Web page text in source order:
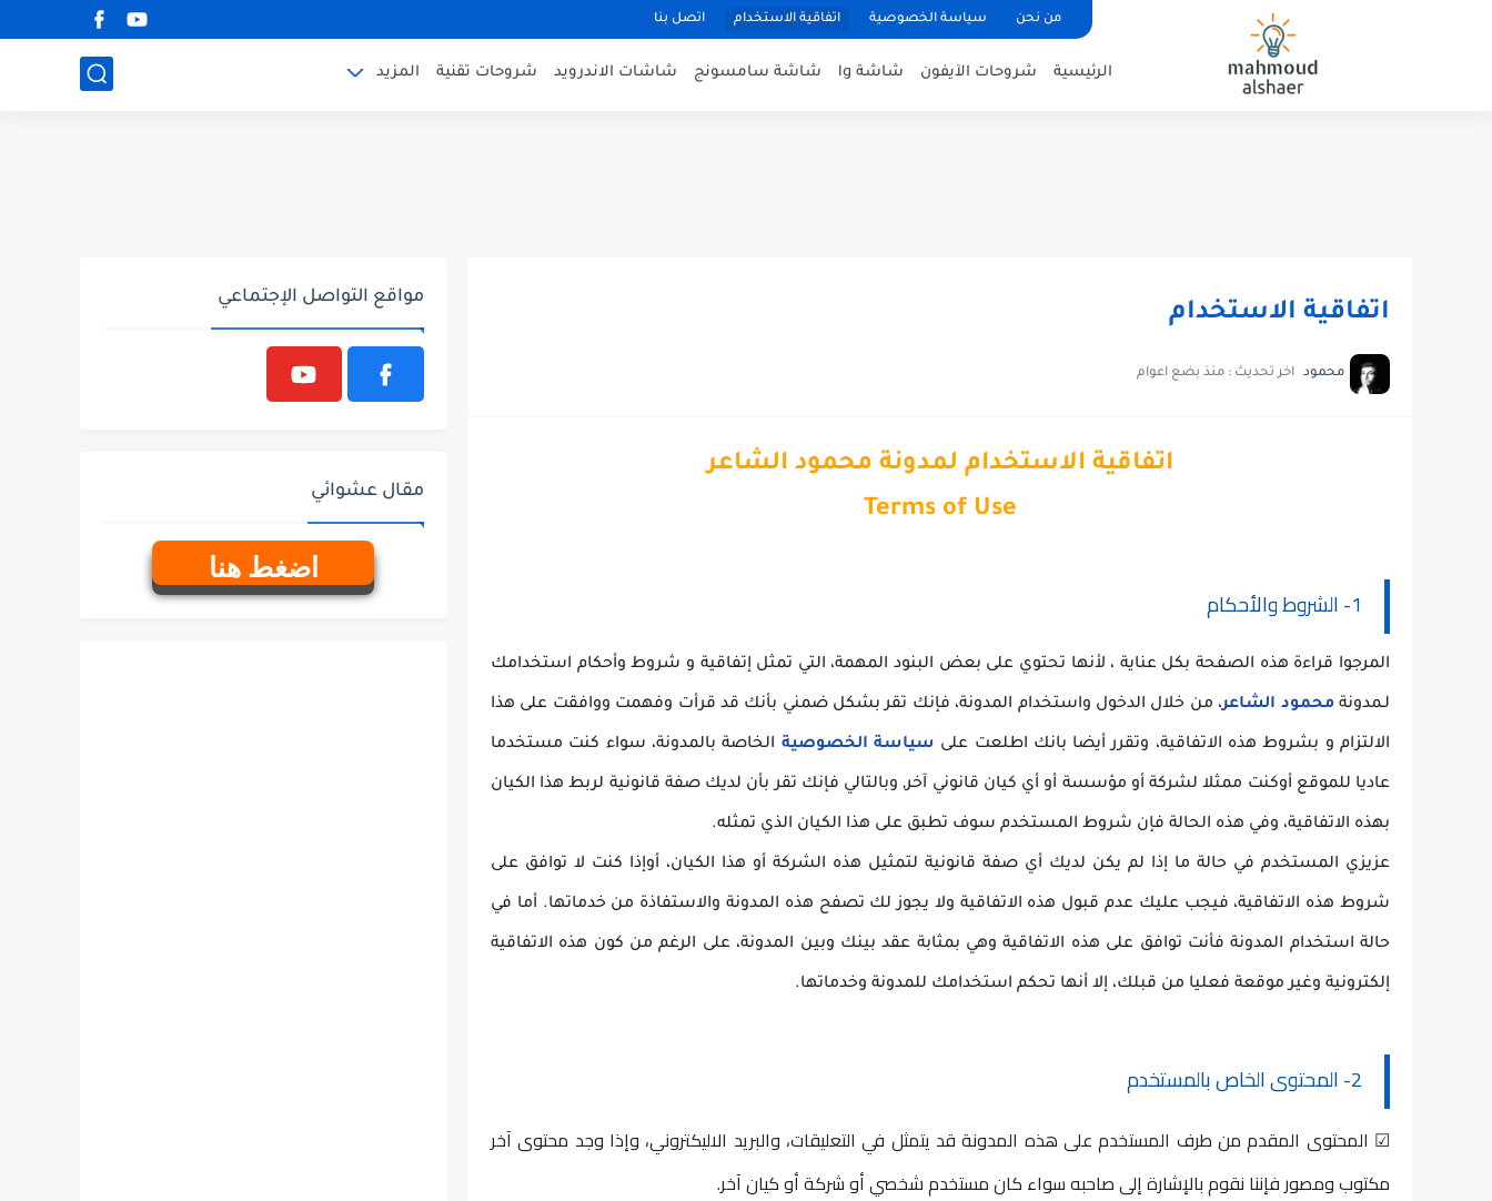
من نحن سياسة الخصوصية اتفاقية الاستخدام اتصل بنا
الرئيسية شروحات الآيفون شاشة lg شاشة سامسونج شاشات الاندرويد شروحات تقنية المزيد
اتفاقية الاستخدام
محمود اخر تحديث : منذ بضع اعوام
اتفاقية الاستخدام لمدونة محمود الشاعر
Terms of Use
1- الشروط والأحكام
المرجوا قراءة هذه الصفحة بكل عناية ، لأنها تحتوي على بعض البنود المهمة، التي تمثل إتفاقية و شروط وأحكام استخدامك
لـمدونةمحمود الشاعر، من خلال الدخول واستخدام المدونة، فإنك تقر بشكل ضمني بأنك قد قرأت وفهمت ووافقت على هذا
الالتزام و بشروط هذه الاتفاقية، وتقرر أيضا بانك اطلعت على سياسة الخصوصية الخاصة بالمدونة، سواء كنت مستخدما
عاديا للموقع أوكنت ممثلا لشركة أو مؤسسة أو أي كيان قانوني آخر, وبالتالي فإنك تقر بأن لديك صفة قانونية لربط هذا الكيان
بهذه الاتفاقية، وفي هذه الحالة فإن شروط المستخدم سوف تطبق على هذا الكيان الذي تمثله.
عزيزي المستخدم في حالة ما إذا لم يكن لديك أي صفة قانونية لتمثيل هذه الشركة أو هذا الكيان، أوإذا كنت لا توافق على
شروط هذه الاتفاقية، فيجب عليك عدم قبول هذه الاتفاقية ولا يجوز لك تصفح هذه المدونة والاستفاذة من خدماتها. أما في
حالة استخدام المدونة فأنت توافق على هذه الاتفاقية وهي بمثابة عقد بينك وبين المدونة، على الرغم من كون هذه الاتفاقية
إلكترونية وغير موقعة فعليا من قبلك، إلا أنها تحكم استخدامك للمدونة وخدماتها.
2- المحتوى الخاص بالمستخدم
☑ المحتوى المقدم من طرف المستخدم على هذه المدونة قد يتمثل في التعليقات، والبريد الاليكتروني، وإذا وجد محتوى آخر
مكتوب ومصور فإننا نقوم بالإشارة إلى صاحبه سواء كان مستخدم شخصي أو شركة أو كيان آخر.
مواقع التواصل الإجتماعي
مقال عشوائي
اضغط هنا